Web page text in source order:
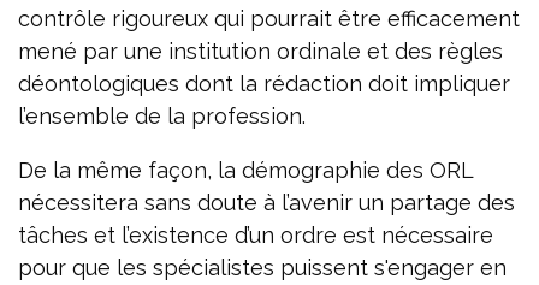
contrôle rigoureux qui pourrait être efficacement
mené par une institution ordinale et des règles
déontologiques dont la rédaction doit impliquer
l’ensemble de la profession.
De la même façon, la démographie des ORL
nécessitera sans doute à l’avenir un partage des
tâches et l’existence d’un ordre est nécessaire
pour que les spécialistes puissent s'engager en